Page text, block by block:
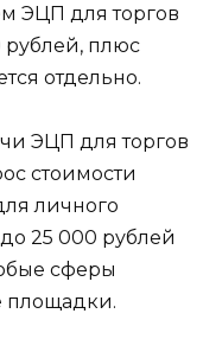
ЭЦП для торгов
рублей, плюс
отдельно.
ЭЦП для торгов
стоимости
личного
25 000 рублей
сферы
площадки.